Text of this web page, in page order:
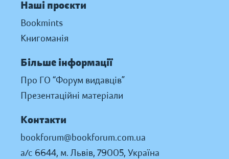
Наші проєкти
Bookmints
Книгоманія
Більше інформації
Про ГО “Форум видавців”
Презентаційні матеріали
Контакти
bookforum@bookforum.com.ua
а/с 6644, м. Львів, 79005, Україна